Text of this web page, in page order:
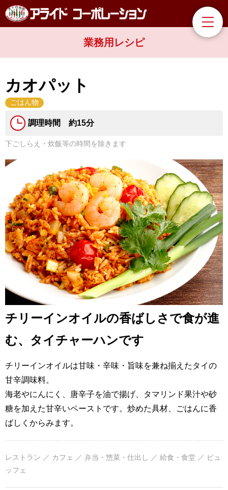
業務用レシピ
カオパット
ごはん物
調理時間 約15分
下ごしらえ・炊飯等の時間を除きます
チリーインオイルの香ばしさで食が進
む、タイチャーハンです
チリーインオイルは甘味・辛味・旨味を兼ね揃えたタイの
甘辛調味料。
海老やにんにく、唐辛子を油で揚げ、タマリンド果汁や砂
糖を加えた甘辛いペーストです。炒めた具材、ごはんに香
ばしくからみます。
レストラン ／ カフェ ／ 弁当・惣菜・仕出し ／ 給食・食堂 ／ ビュ
ッフェ